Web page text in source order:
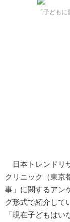
「子ども
日本トレンドリ
クリニック（東京
事」に関するアン
グ形式で紹介して
「現在子どもは